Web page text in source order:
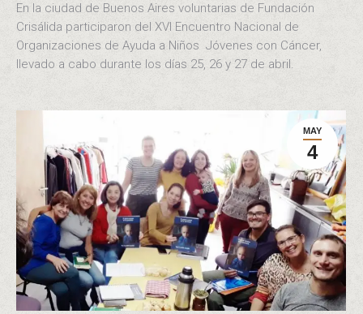
En la ciudad de Buenos Aires voluntarias de Fundación
Crisálida participaron del XVI Encuentro Nacional de
Organizaciones de Ayuda a Niños Jóvenes con Cáncer,
llevado a cabo durante los días 25, 26 y 27 de abril.
MAY
4